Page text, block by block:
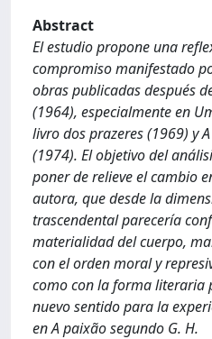
Abstract
El estudio propone una
compromiso manifestado
obras publicadas después
(1964), especialmente en
livro dos prazeres (1969) y
(1974). El objetivo del
poner de relieve el cambio
autora, que desde la
trascendental parecería
materialidad del cuerpo,
con el orden moral y
como con la forma literaria
nuevo sentido para la
en A paixão segundo G. H.